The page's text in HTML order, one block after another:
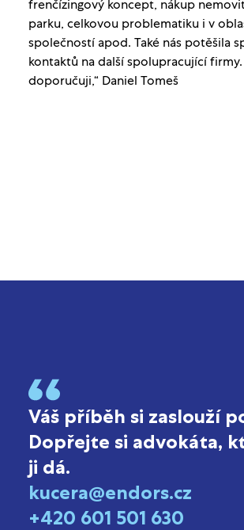
frenčízingový koncept, nákup
parku, celkovou problematiku i v
společností apod. Také nás potěšila
kontaktů na další spolupracující
doporučuji,“ Daniel Tomeš
Váš příběh si zaslouží
Dopřejte si advokáta,
ji dá.
kucera@endors.cz
+420 601 501 630